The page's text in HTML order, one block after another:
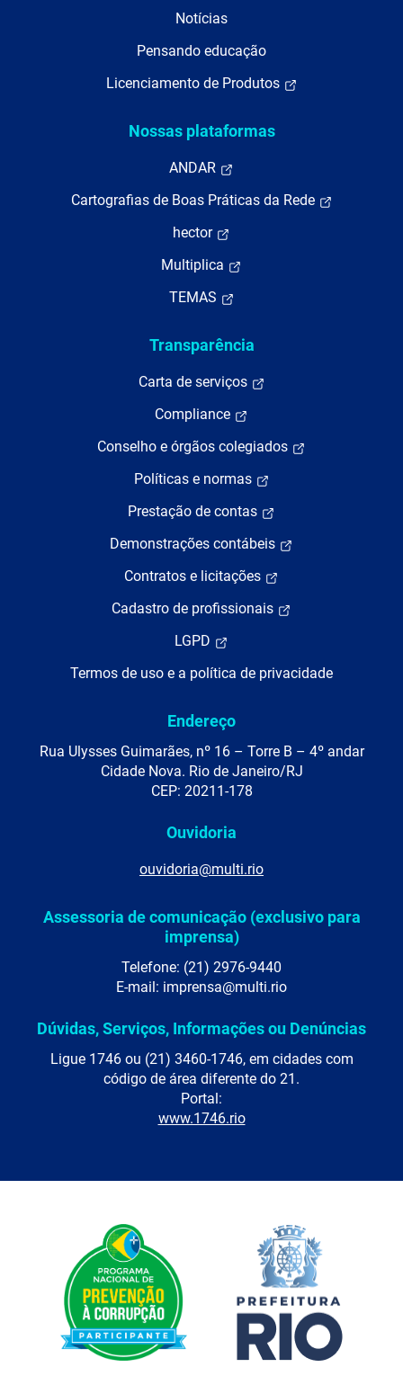
Notícias
Pensando educação
Licenciamento de Produtos
Nossas plataformas
ANDAR
Cartografias de Boas Práticas da Rede
hector
Multiplica
TEMAS
Transparência
Carta de serviços
Compliance
Conselho e órgãos colegiados
Políticas e normas
Prestação de contas
Demonstrações contábeis
Contratos e licitações
Cadastro de profissionais
LGPD
Termos de uso e a política de privacidade
Endereço
Rua Ulysses Guimarães, nº 16 – Torre B – 4º andar
Cidade Nova. Rio de Janeiro/RJ
CEP: 20211-178
Ouvidoria
ouvidoria@multi.rio
Assessoria de comunicação (exclusivo para
imprensa)
Telefone: (21) 2976-9440
E-mail: imprensa@multi.rio
Dúvidas, Serviços, Informações ou Denúncias
Ligue 1746 ou (21) 3460-1746, em cidades com
código de área diferente do 21.
Portal:
www.1746.rio